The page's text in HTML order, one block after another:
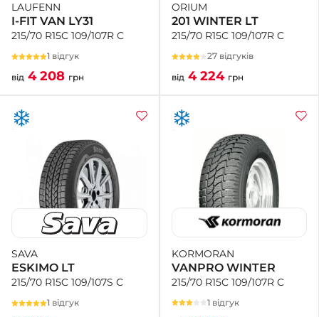
LAUFENN
I-FIT VAN LY31
215/70 R15C 109/107R C
1 відгук
від 4 208 грн
ORIUM
201 WINTER LT
215/70 R15C 109/107R C
27 відгуків
від 4 224 грн
SAVA
ESKIMO LT
215/70 R15C 109/107S C
1 відгук
KORMORAN
VANPRO WINTER
215/70 R15C 109/107R C
1 відгук